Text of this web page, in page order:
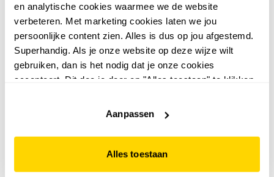
en analytische cookies waarmee we de website
verbeteren. Met marketing cookies laten we jou
persoonlijke content zien. Alles is dus op jou afgestemd.
Superhandig. Als je onze website op deze wijze wilt
gebruiken, dan is het nodig dat je onze cookies
accepteert. Dit doe je door op "Alles toestaan" te klikken.
website niet optimaal functioneert.
Aanpassen
Alles toestaan